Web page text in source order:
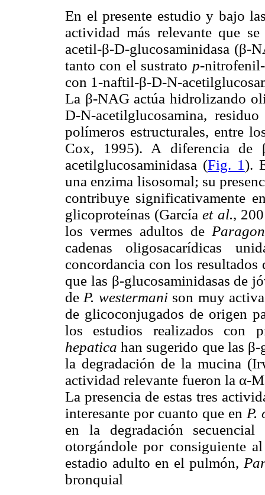
En el presente estudio y bajo
actividad más relevante que
acetil-β-D-glucosaminidasa (β-
tanto con el sustrato p-
con 1-naftil-β-D-N-
La β-NAG actúa hidrolizando
D-N-acetilglucosamina,
polímeros estructurales, entre
Cox, 1995). A diferencia de
acetilglucosaminidasa (Fig. 1).
una enzima lisosomal; su
contribuye significativamente
glicoproteínas (Garcíaet al.,
los vermes adultos de
cadenas oligosacarídicas
concordancia con los
que las β-glucosaminidasas de
de P. westermani son muy
de glicoconjugados de origen
los estudios realizados con
hepaticahan sugerido que las
la degradación de la mucina
actividad relevante fueron la α-
La presencia de estas tres
interesante por cuanto que en P.
en la degradación
otorgándole por consiguiente
estadio adulto en el pulmón,
bronquial